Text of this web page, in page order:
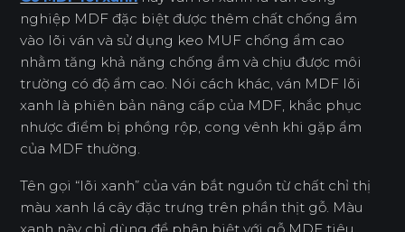
nghiệp MDF đặc biệt được thêm chất chống ẩm
vào lõi ván và sử dụng keo MUF chống ẩm cao
nhằm tăng khả năng chống ẩm và chịu được môi
trường có độ ẩm cao. Nói cách khác, ván MDF lõi
xanh là phiên bản nâng cấp của MDF, khắc phục
nhược điểm bị phồng rộp, cong vênh khi gặp ẩm
của MDF thường.
Tên gọi “lõi xanh” của ván bắt nguồn từ chất chỉ thị
màu xanh lá cây đặc trưng trên phần thịt gỗ. Màu